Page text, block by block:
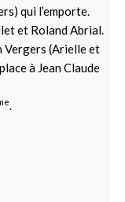
qui l’emporte.
et Roland Abrial.
Vergers (Arielle et
à Jean Claude
.